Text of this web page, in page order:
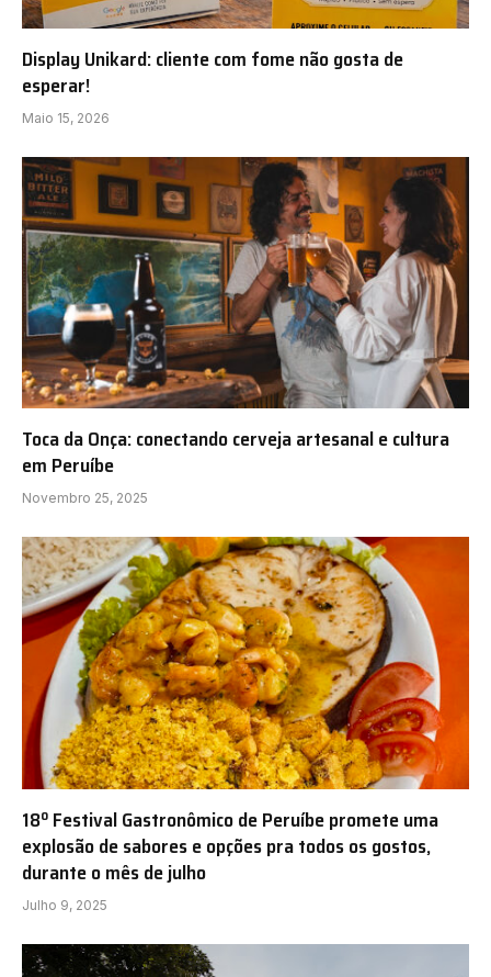
Display Unikard: cliente com fome não gosta de
esperar!
Maio 15, 2026
Toca da Onça: conectando cerveja artesanal e cultura
em Peruíbe
Novembro 25, 2025
18º Festival Gastronômico de Peruíbe promete uma
explosão de sabores e opções pra todos os gostos,
durante o mês de julho
Julho 9, 2025